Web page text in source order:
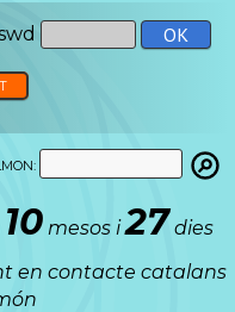
10 mesos i27 dies
en contacte catalans